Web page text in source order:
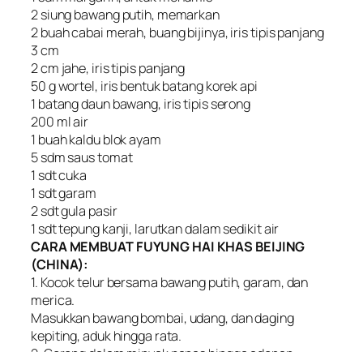
2 siung bawang putih, memarkan
2 buah cabai merah, buang bijinya, iris tipis panjang
3 cm
2 cm jahe, iris tipis panjang
50 g wortel, iris bentuk batang korek api
1 batang daun bawang, iris tipis serong
200 ml air
1 buah kaldu blok ayam
5 sdm saus tomat
1 sdt cuka
1 sdt garam
2 sdt gula pasir
1 sdt tepung kanji, larutkan dalam sedikit air
CARA MEMBUAT FUYUNG HAI KHAS BEIJING
(CHINA):
1. Kocok telur bersama bawang putih, garam, dan
merica.
Masukkan bawang bombai, udang, dan daging
kepiting, aduk hingga rata.